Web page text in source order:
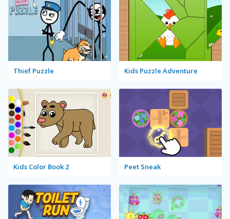
Thief Puzzle Kids Puzzle Adventure
Kids Color Book 2 Peet Sneak